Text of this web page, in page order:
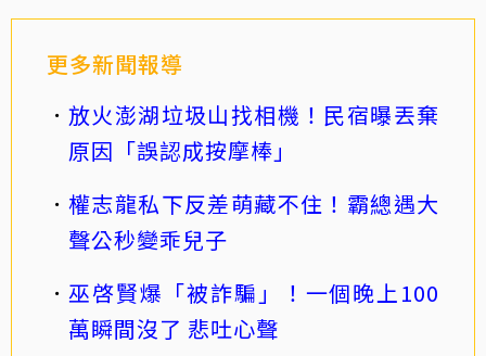
更多新聞報導
放火澎湖垃圾山找相機！民宿曝丟棄
原因「誤認成按摩棒」
權志龍私下反差萌藏不住！霸總遇大
聲公秒變乖兒子
巫啓賢爆「被詐騙」！一個晚上100
萬瞬間沒了 悲吐心聲